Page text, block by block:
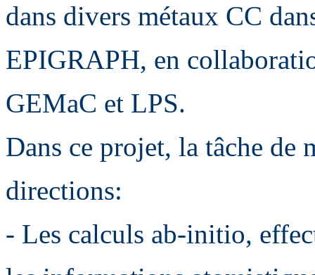
dans divers métaux CC
EPIGRAPH, en
GEMaC et LPS.
Dans ce projet, la tâche de
directions:
- Les calculs ab-initio,